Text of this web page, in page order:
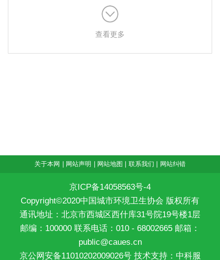
查看更多
关于本网 网站声明 网站地图 联系我们 网站纠错
京ICP备14058563号-4
Copyright©2020中国城市环境卫生协会 版权所有
通讯地址：北京市西城区西什库31号院19号楼1层
邮编：100000 联系电话：010 - 68002665 邮箱：
public@caues.cn
京公网安备11010202009026号 技术支持：中科服